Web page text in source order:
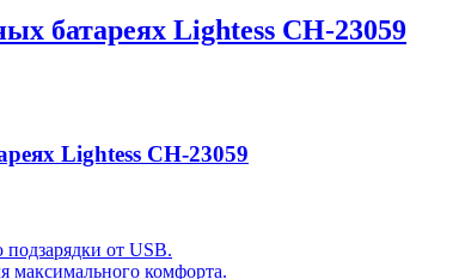
батареях Lightess CH-23059
Lightess CH-23059
от USB.
максимального комфорта.